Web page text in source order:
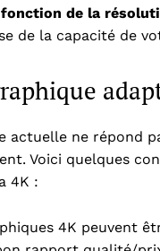
de la
de la capacité de
ne répond
Voici quelques
4K :
4K peuvent